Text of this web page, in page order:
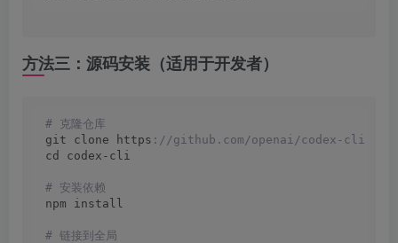
方法三：源码安装（适用于开发者）
# 克隆仓库
git clone https ://github.com/openai/codex-cli.git
cd codex-cli
# 安装依赖
npm install
# 链接到全局